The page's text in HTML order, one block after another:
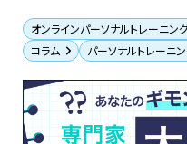
オンラインパーソナルトレーニン
コラム
パーソナルトレーニ